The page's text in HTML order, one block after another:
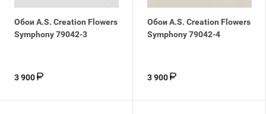
Обои A.S. Creation Flowers
Symphony 79042-3
3 900
Обои A.S. Creation Flowers
Symphony 79042-4
3 900